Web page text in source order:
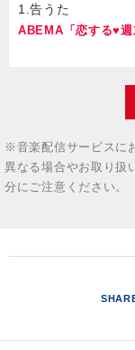
1.告うた
ABEMA「恋する♥
※音楽配信サービスに
異なる場合やお取り扱
分にご注意ください。